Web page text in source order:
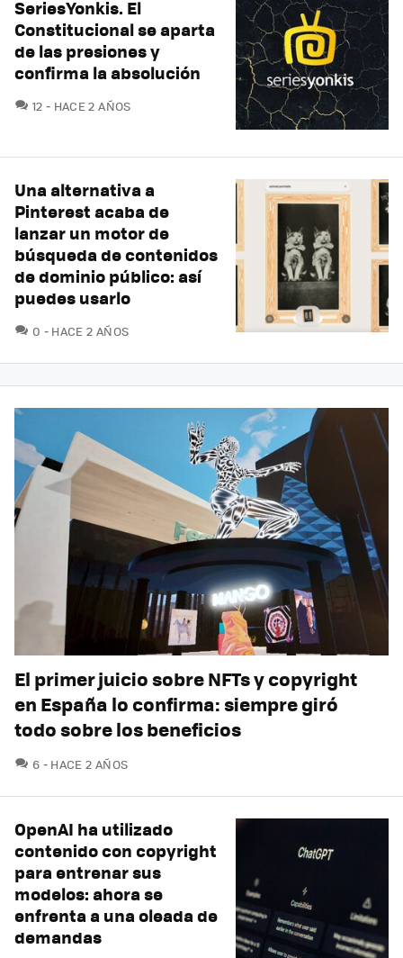
SeriesYonkis. El
Constitucional se aparta
de las presiones y
confirma la absolución
12 COMENTARIOS
HACE 2 AÑOS
Una alternativa a
Pinterest acaba de
lanzar un motor de
búsqueda de contenidos
de dominio público: así
puedes usarlo
0 COMENTARIOS
HACE 2 AÑOS
El primer juicio sobre NFTs y copyright
en España lo confirma: siempre giró
todo sobre los beneficios
6 COMENTARIOS
HACE 2 AÑOS
OpenAI ha utilizado
contenido con copyright
para entrenar sus
modelos: ahora se
enfrenta a una oleada de
demandas